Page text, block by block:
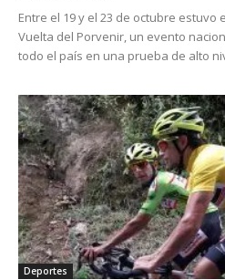
Entre el 19 y el 23 de octubre estuvo
Vuelta del Porvenir, un evento
todo el país en una prueba de alto
Deportes